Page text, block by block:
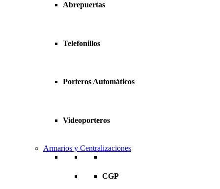
Abrepuertas
Telefonillos
Porteros Automáticos
Videoporteros
Armarios y Centralizaciones
CGP